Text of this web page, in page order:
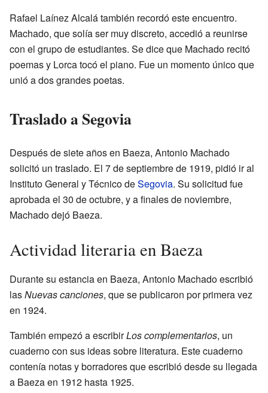
Rafael Laínez Alcalá también recordó este encuentro.
Machado, que solía ser muy discreto, accedió a reunirse
con el grupo de estudiantes. Se dice que Machado recitó
poemas y Lorca tocó el piano. Fue un momento único que
unió a dos grandes poetas.
Traslado a Segovia
Después de siete años en Baeza, Antonio Machado
solicitó un traslado. El 7 de septiembre de 1919, pidió ir al
Instituto General y Técnico deSegovia. Su solicitud fue
aprobada el 30 de octubre, y a finales de noviembre,
Machado dejó Baeza.
Actividad literaria en Baeza
Durante su estancia en Baeza, Antonio Machado escribió
lasNuevas canciones, que se publicaron por primera vez
en 1924.
También empezó a escribirLos complementarios, un
cuaderno con sus ideas sobre literatura. Este cuaderno
contenía notas y borradores que escribió desde su llegada
a Baeza en 1912 hasta 1925.